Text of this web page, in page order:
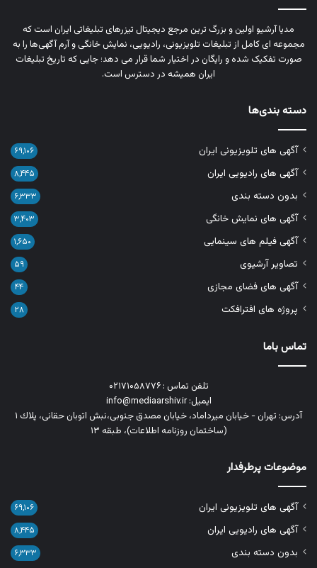
مدیا آرشیو اولین و بزرگ‌ ترین مرجع دیجیتال تیزرهای تبلیغاتی ایران است که
مجموعه‌ ای کامل از تبلیغات تلویزیونی، رادیویی، نمایش خانگی و آرم‌ آگهی‌ها را به‌
صورت تفکیک‌ شده و رایگان در اختیار شما قرار می‌ دهد؛ جایی که تاریخ تبلیغات
ایران همیشه در دسترس است.
دسته بندی‌ها
آگهی های تلویزیونی ایران ۶۹,۱۰۶
آگهی های رادیویی ایران ۸,۴۴۵
بدون دسته بندی ۶,۳۳۳
آگهی های نمایش خانگی ۳,۴۰۳
آگهی فیلم های سینمایی ۱,۶۵۰
تصاویر آرشیوی ۵۹
آگهی های فضای مجازی ۴۴
پروژه های افترافکت ۲۸
تماس باما
تلفن تماس : ۰۲۱۷۱۰۵۸۷۷۶
ایمیل: info@mediaarshiv.ir
آدرس: تهران - خیابان میرداماد، خیابان مصدق جنوبی،نبش اتوبان حقانی، پلاك ١
(ساختمان روزنامه اطلاعات)، طبقه ۱۳
موضوعات پرطرفدار
آگهی های تلویزیونی ایران ۶۹,۱۰۶
آگهی های رادیویی ایران ۸,۴۴۵
بدون دسته بندی ۶,۳۳۳